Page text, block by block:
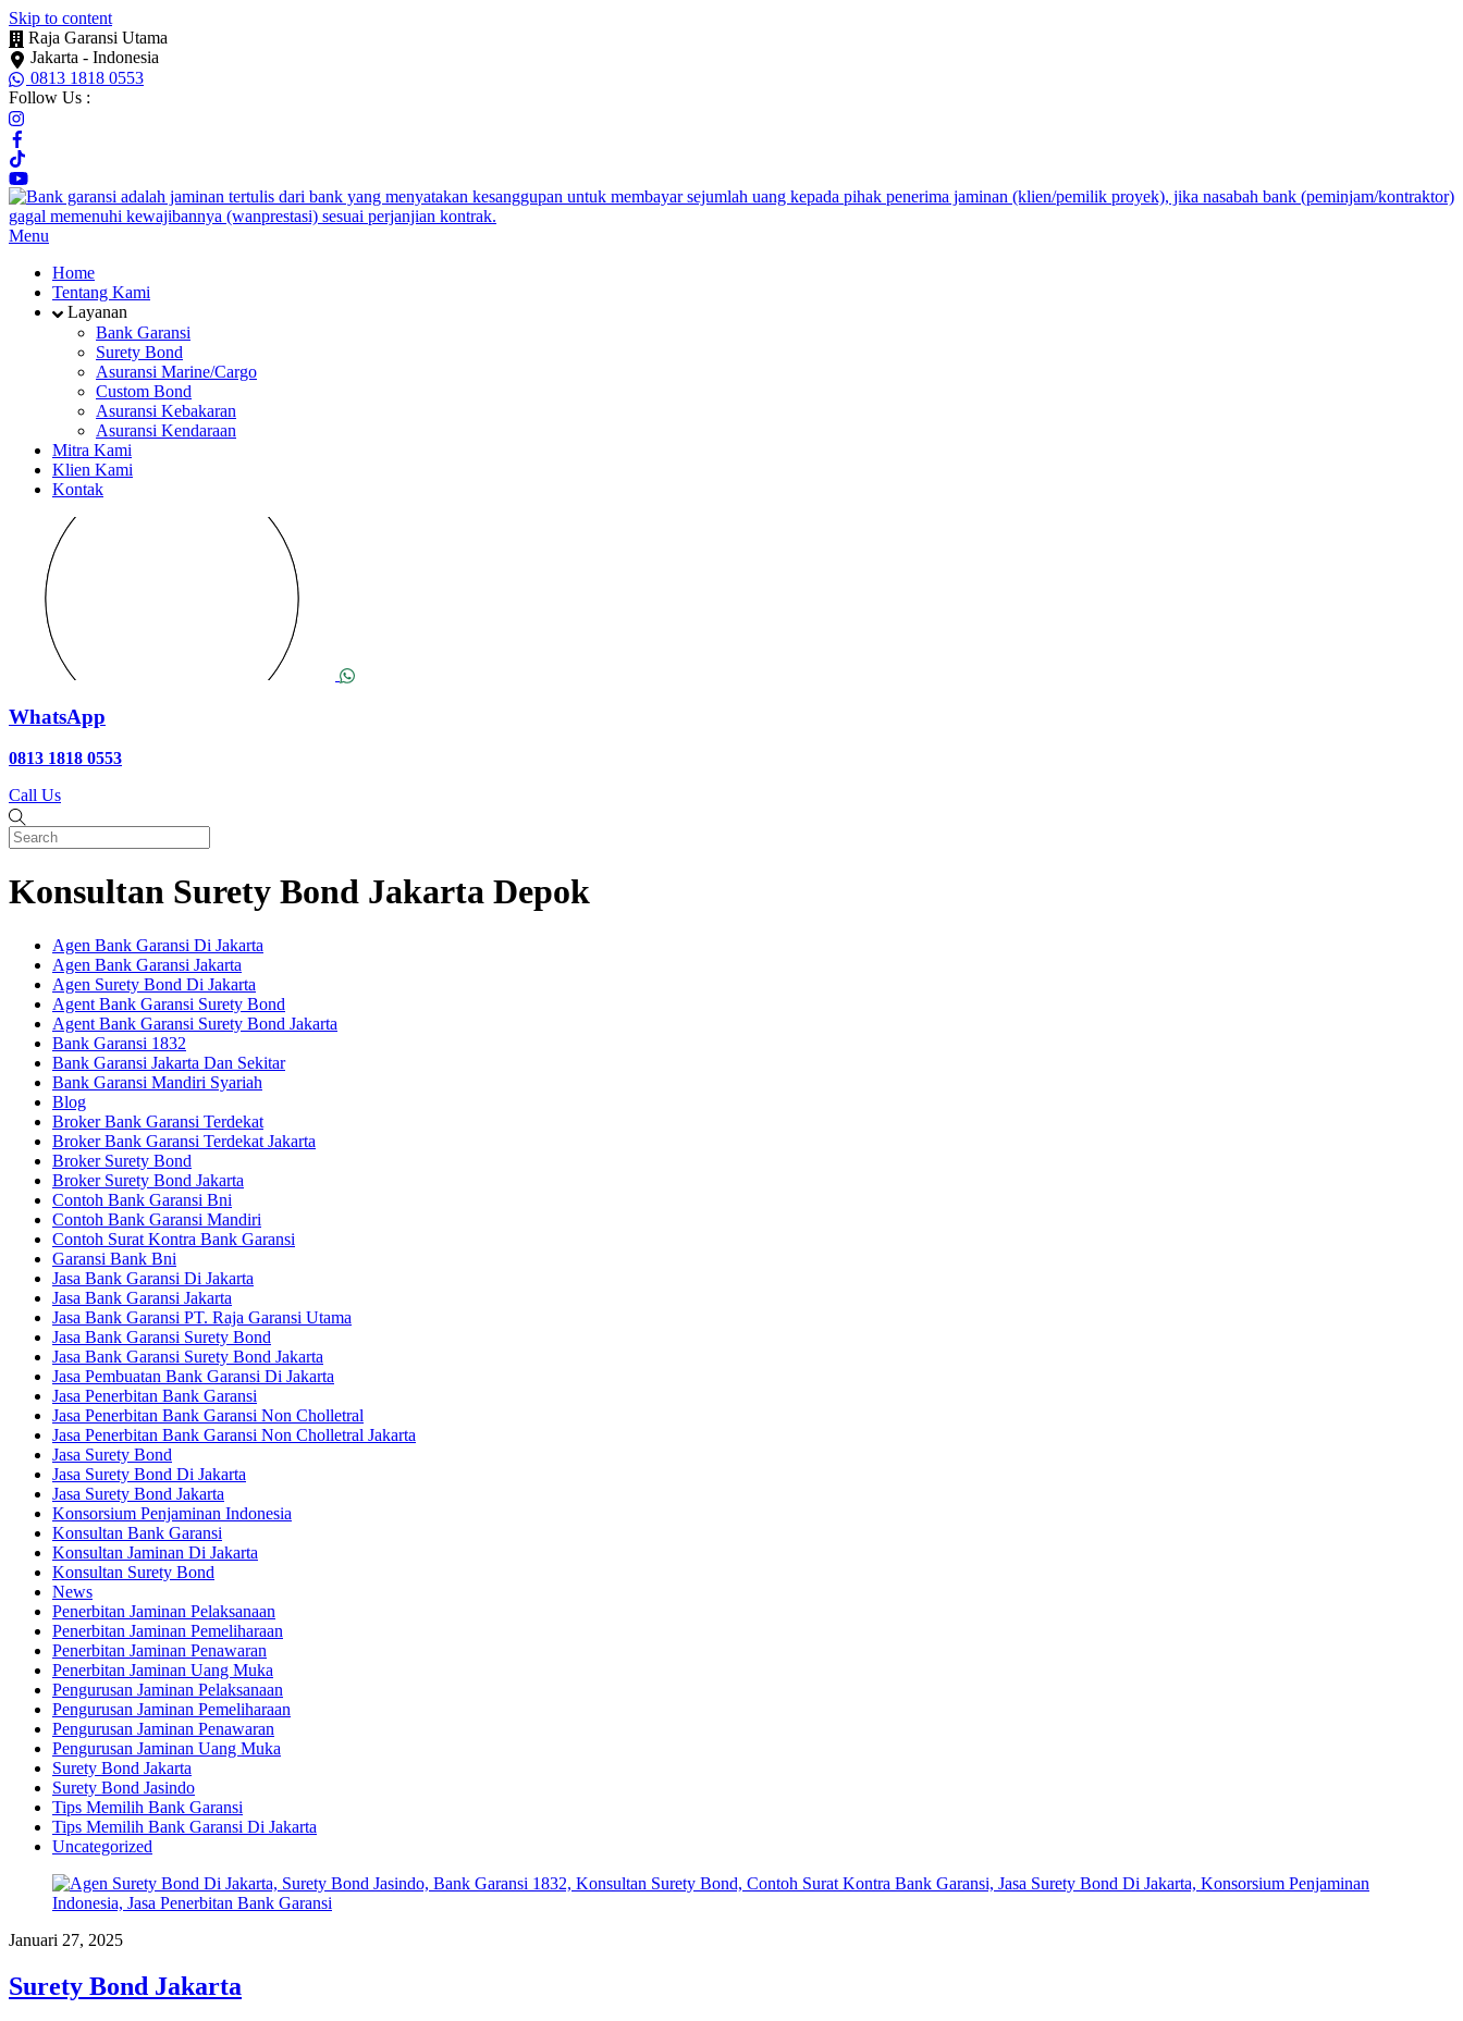
Skip to content
Raja Garansi Utama
Jakarta - Indonesia
0813 1818 0553
Follow Us :
Menu
Home
Tentang Kami
Layanan
Bank Garansi
Surety Bond
Asuransi Marine/Cargo
Custom Bond
Asuransi Kebakaran
Asuransi Kendaraan
Mitra Kami
Klien Kami
Kontak
WhatsApp
0813 1818 0553
Call Us
Konsultan Surety Bond Jakarta Depok
Agen Bank Garansi Di Jakarta
Agen Bank Garansi Jakarta
Agen Surety Bond Di Jakarta
Agent Bank Garansi Surety Bond
Agent Bank Garansi Surety Bond Jakarta
Bank Garansi 1832
Bank Garansi Jakarta Dan Sekitar
Bank Garansi Mandiri Syariah
Blog
Broker Bank Garansi Terdekat
Broker Bank Garansi Terdekat Jakarta
Broker Surety Bond
Broker Surety Bond Jakarta
Contoh Bank Garansi Bni
Contoh Bank Garansi Mandiri
Contoh Surat Kontra Bank Garansi
Garansi Bank Bni
Jasa Bank Garansi Di Jakarta
Jasa Bank Garansi Jakarta
Jasa Bank Garansi PT. Raja Garansi Utama
Jasa Bank Garansi Surety Bond
Jasa Bank Garansi Surety Bond Jakarta
Jasa Pembuatan Bank Garansi Di Jakarta
Jasa Penerbitan Bank Garansi
Jasa Penerbitan Bank Garansi Non Cholletral
Jasa Penerbitan Bank Garansi Non Cholletral Jakarta
Jasa Surety Bond
Jasa Surety Bond Di Jakarta
Jasa Surety Bond Jakarta
Konsorsium Penjaminan Indonesia
Konsultan Bank Garansi
Konsultan Jaminan Di Jakarta
Konsultan Surety Bond
News
Penerbitan Jaminan Pelaksanaan
Penerbitan Jaminan Pemeliharaan
Penerbitan Jaminan Penawaran
Penerbitan Jaminan Uang Muka
Pengurusan Jaminan Pelaksanaan
Pengurusan Jaminan Pemeliharaan
Pengurusan Jaminan Penawaran
Pengurusan Jaminan Uang Muka
Surety Bond Jakarta
Surety Bond Jasindo
Tips Memilih Bank Garansi
Tips Memilih Bank Garansi Di Jakarta
Uncategorized
Januari 27, 2025
Surety Bond Jakarta